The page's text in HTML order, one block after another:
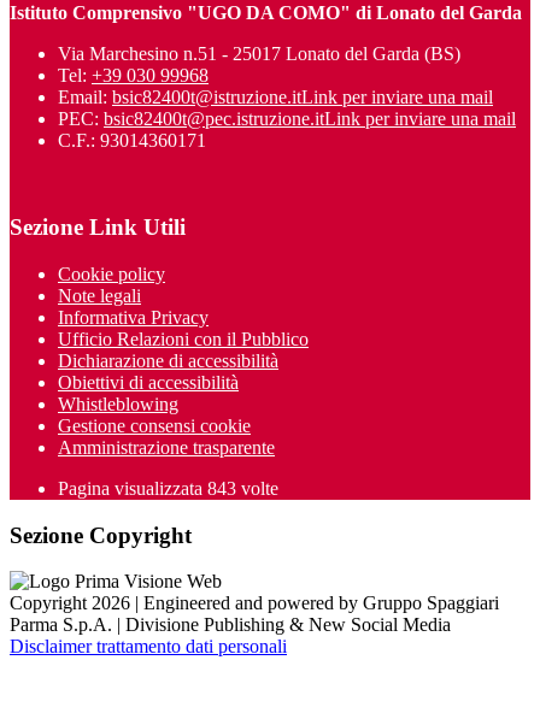
Istituto Comprensivo "UGO DA COMO" di Lonato del Garda
Via Marchesino n.51 - 25017 Lonato del Garda (BS)
Tel: +39 030 99968
Email: bsic82400t@istruzione.itLink per inviare una mail
PEC: bsic82400t@pec.istruzione.itLink per inviare una mail
C.F.: 93014360171
Sezione Link Utili
Cookie policy
Note legali
Informativa Privacy
Ufficio Relazioni con il Pubblico
Dichiarazione di accessibilità
Obiettivi di accessibilità
Whistleblowing
Gestione consensi cookie
Amministrazione trasparente
Pagina visualizzata 843 volte
Sezione Copyright
Copyright 2026 | Engineered and powered by Gruppo Spaggiari
Parma S.p.A. | Divisione Publishing & New Social Media
Disclaimer trattamento dati personali